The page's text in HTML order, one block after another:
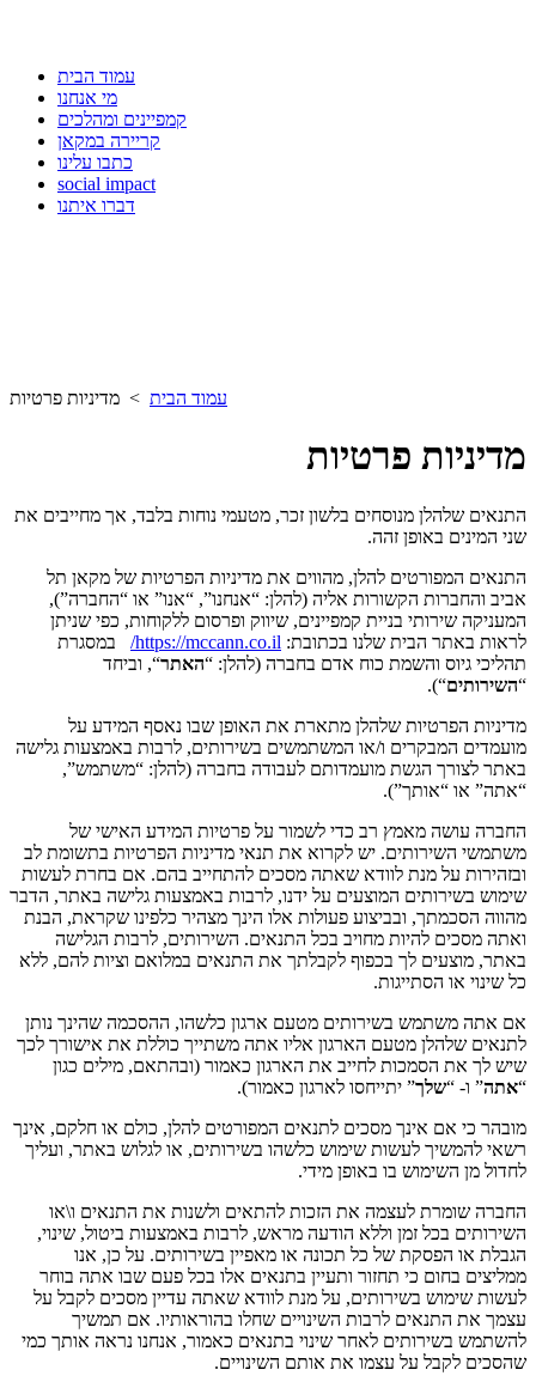
עמוד הבית
מי אנחנו
קמפיינים ומהלכים
קריירה במקאן
כתבו עלינו
social impact
דברו איתנו
עמוד הבית > מדיניות פרטיות
מדיניות פרטיות
התנאים שלהלן מנוסחים בלשון זכר, מטעמי נוחות בלבד, אך מחייבים את
שני המינים באופן זהה.
התנאים המפורטים להלן, מהווים את מדיניות הפרטיות של מקאן תל
אביב והחברות הקשורות אליה (להלן: “אנחנו”, “אנו” או “החברה”),
המעניקה שירותי בניית קמפיינים, שיווק ופרסום ללקוחות, כפי שניתן
לראות באתר הבית שלנו בכתובת: https://mccann.co.il/
במסגרת
תהליכי גיוס והשמת כוח אדם בחברה (להלן: “האתר“, וביחד
“השירותים“).
מדיניות הפרטיות שלהלן מתארת את האופן שבו נאסף המידע על
מועמדים המבקרים ו/או המשתמשים בשירותים, לרבות באמצעות גלישה
באתר לצורך הגשת מועמדותם לעבודה בחברה (להלן: “משתמש”,
“אתה” או “אותך”).
החברה עושה מאמץ רב כדי לשמור על פרטיות המידע האישי של
משתמשי השירותים. יש לקרוא את תנאי מדיניות הפרטיות בתשומת לב
ובזהירות על מנת לוודא שאתה מסכים להתחייב בהם. אם בחרת לעשות
שימוש בשירותים המוצעים על ידנו, לרבות באמצעות גלישה באתר, הדבר
מהווה הסכמתך, ובביצוע פעולות אלו הינך מצהיר כלפינו שקראת, הבנת
ואתה מסכים להיות מחויב בכל התנאים. השירותים, לרבות הגלישה
באתר, מוצעים לך בכפוף לקבלתך את התנאים במלואם וציות להם, ללא
כל שינוי או הסתייגות.
אם אתה משתמש בשירותים מטעם ארגון כלשהו, ההסכמה שהינך נותן
לתנאים שלהלן מטעם הארגון אליו אתה משתייך כוללת את אישורך לכך
שיש לך את הסמכות לחייב את הארגון כאמור (ובהתאם, מילים כגון
“אתה” ו- “שלך” יתייחסו לארגון כאמור).
מובהר כי אם אינך מסכים לתנאים המפורטים להלן, כולם או חלקם, אינך
רשאי להמשיך לעשות שימוש כלשהו בשירותים, או לגלוש באתר, ועליך
לחדול מן השימוש בו באופן מידי.
החברה שומרת לעצמה את הזכות להתאים ולשנות את התנאים ו\או
השירותים בכל זמן וללא הודעה מראש, לרבות באמצעות ביטול, שינוי,
הגבלת או הפסקת של כל תכונה או מאפיין בשירותים. על כן, אנו
ממליצים בחום כי תחזור ותעיין בתנאים אלו בכל פעם שבו אתה בוחר
לעשות שימוש בשירותים, על מנת לוודא שאתה עדיין מסכים לקבל על
עצמך את התנאים לרבות השינויים שחלו בהוראותיו. אם תמשיך
להשתמש בשירותים לאחר שינוי בתנאים כאמור, אנחנו נראה אותך כמי
שהסכים לקבל על עצמו את אותם השינויים.